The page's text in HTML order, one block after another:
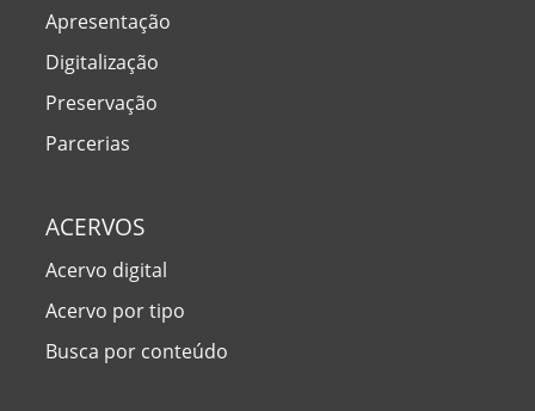
Apresentação
Digitalização
Preservação
Parcerias
ACERVOS
Acervo digital
Acervo por tipo
Busca por conteúdo